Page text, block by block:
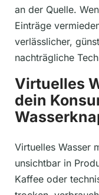
an der Quelle.
Einträge
verlässlicher,
nachträgliche
Virtuelles
dein
Virtuelles Wasser
unsichtbar in
Kaffee oder